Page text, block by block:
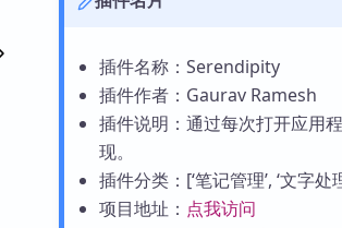
插件名称：Serendipity
插件作者：Gaurav Ramesh
插件说明：通过每次打开应用
现。
插件分类：[‘笔记管理’, ‘文字处
项目地址： 点我访问